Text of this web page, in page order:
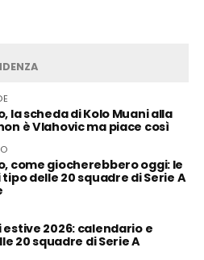
la scheda di Kolo Muani alla
è Vlahovic ma piace così
come giocherebbero oggi: le
delle 20 squadre di Serie A
2026: calendario e
20 squadre di Serie A